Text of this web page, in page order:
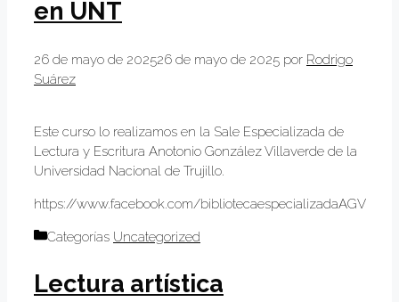
en UNT
26 de mayo de 202526 de mayo de 2025 por Rodrigo
Suárez
Este curso lo realizamos en la Sale Especializada de
Lectura y Escritura Anotonio González Villaverde de la
Universidad Nacional de Trujillo.
https://www.facebook.com/bibliotecaespecializadaAGV
Categorías Uncategorized
Lectura artística